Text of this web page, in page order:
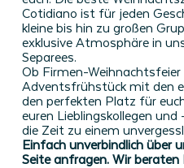
Cotidiano ist für jeden
kleine bis hin zu großen
exklusive Atmosphäre in
Separees.
Ob Firmen-
Adventsfrühstück mit den
den perfekten Platz für
euren Lieblingskollegen
die Zeit zu einem
Einfach unverbindlich über
Seite anfragen. Wir beraten